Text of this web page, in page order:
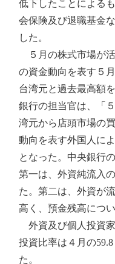
低下したことによる
会保険及び退職基金
した。
５月の株式市場が
の資金動向を表す５
台湾元と過去最高額
銀行の担当官は、「
湾元から店頭市場の
動向を表す外国人に
となった。中央銀行
第一は、外資純流入
た。第二は、外資が
高く、預金残高につ
外資及び個人投資
投資比率は４月の
た。